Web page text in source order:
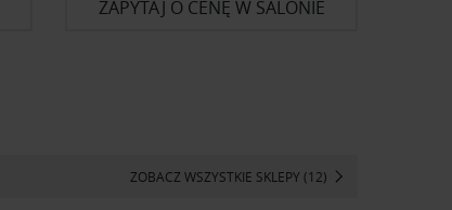
ZAPYTAJ O CENĘ W SALONIE
ZOBACZ WSZYSTKIE SKLEPY (12)